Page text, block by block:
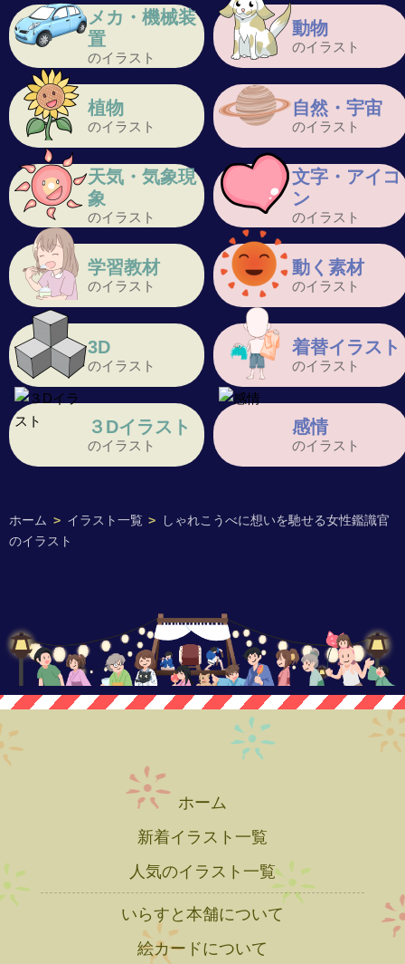
ホーム > イラスト一覧 >
しゃれこうべに想いを馳せる女性鑑識官
のイラスト
メカ・機械装
置
のイラスト
動物
のイラスト
植物
のイラスト
自然・宇宙
のイラスト
天気・気象現
象
のイラスト
文字・アイコ
ン
のイラスト
学習教材
のイラスト
動く素材
のイラスト
3D
のイラスト
着替イラスト
のイラスト
３Dイラスト
のイラスト
感情
のイラスト
ホーム
新着イラスト一覧
人気のイラスト一覧
いらすと本舗について
絵カードについて